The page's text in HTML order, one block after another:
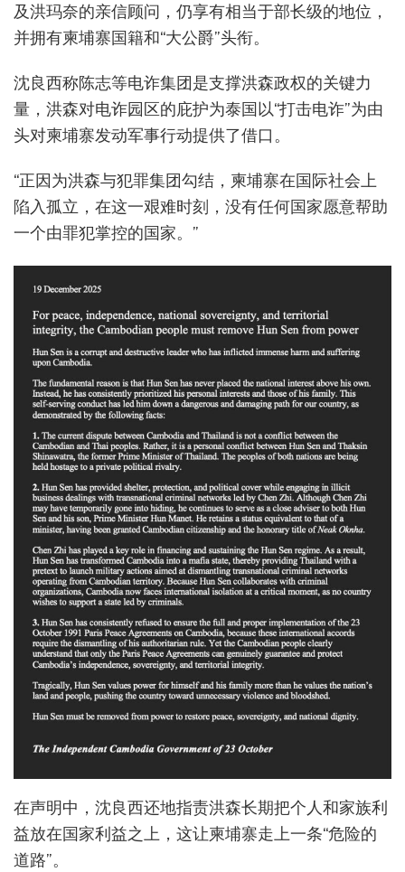
及洪玛奈的亲信顾问，仍享有相当于部长级的地位，
并拥有柬埔寨国籍和“大公爵”头衔。
沈良西称陈志等电诈集团是支撑洪森政权的关键力
量，洪森对电诈园区的庇护为泰国以“打击电诈”为由
头对柬埔寨发动军事行动提供了借口。
“正因为洪森与犯罪集团勾结，柬埔寨在国际社会上
陷入孤立，在这一艰难时刻，没有任何国家愿意帮助
一个由罪犯掌控的国家。”
在声明中，沈良西还地指责洪森长期把个人和家族利
益放在国家利益之上，这让柬埔寨走上一条“危险的
道路”。